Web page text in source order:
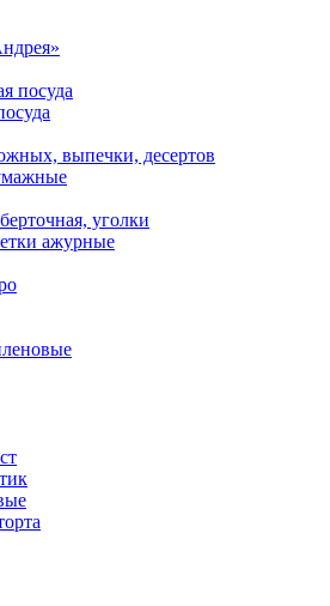
посуда
выпечки, десертов
уголки
ажурные